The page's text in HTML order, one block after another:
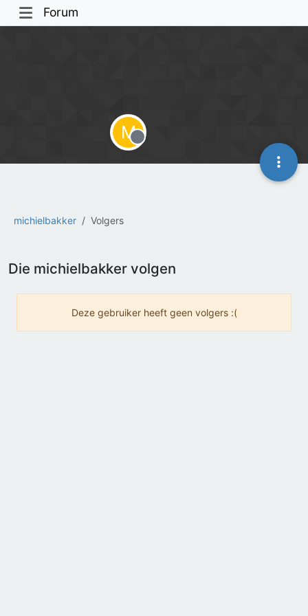
Forum
michielbakker Volgers
M
Offline
Die michielbakker volgen
Deze gebruiker heeft geen volgers :(